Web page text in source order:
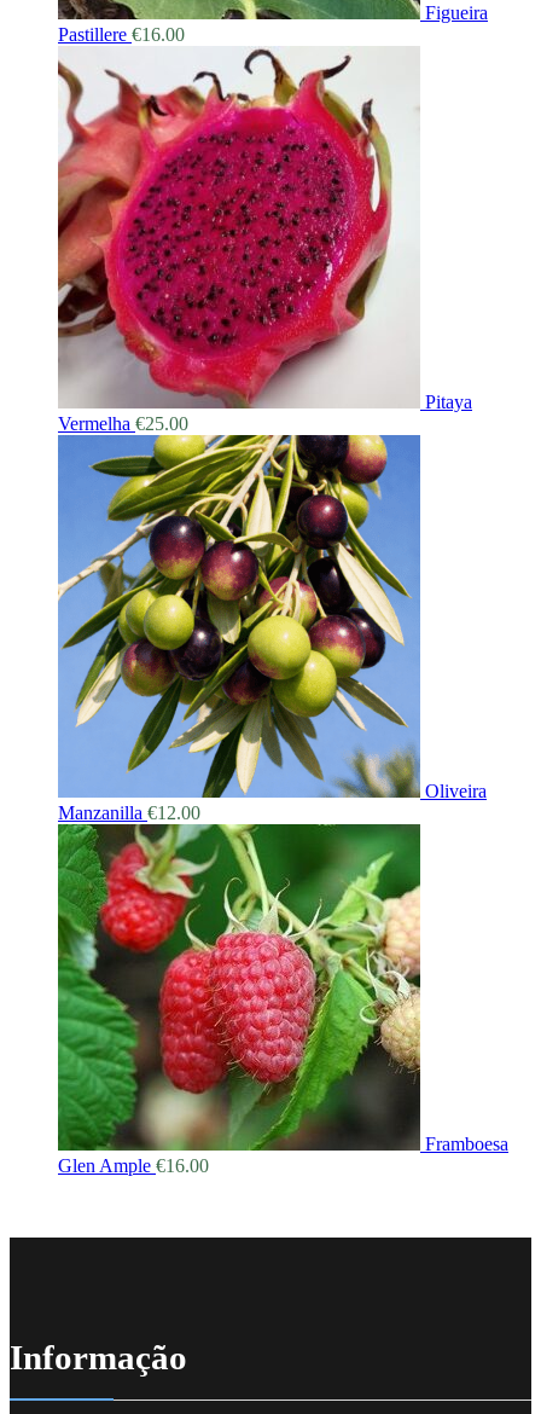
Figueira
Pastillere €16.00
Pitaya
Vermelha €25.00
Oliveira
Manzanilla €12.00
Framboesa
Glen Ample €16.00
Informação